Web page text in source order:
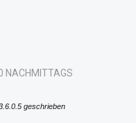
NACHMITTAGS
geschrieben